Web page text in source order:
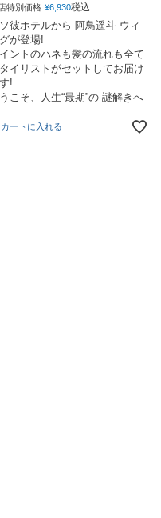
特別価格 ¥6,930税込
彼ホテルから 阿鳥遥斗 ウィ
が登場!
ントのハネも髪の流れも全て
イリストがセットしてお届け
!
こそ、人生“最期”の 謎解きへ
カートに入れる